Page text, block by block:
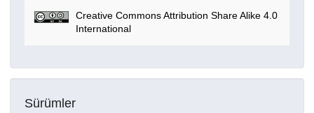
Creative Commons Attribution Share Alike 4.0
International
Sürümler